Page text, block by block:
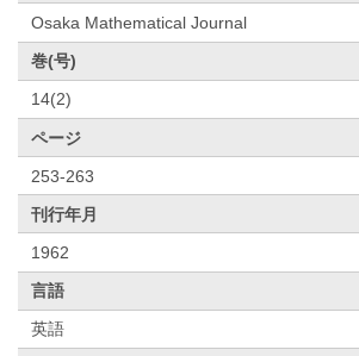
Osaka Mathematical Journal
巻(号)
14(2)
ページ
253-263
刊行年月
1962
言語
英語